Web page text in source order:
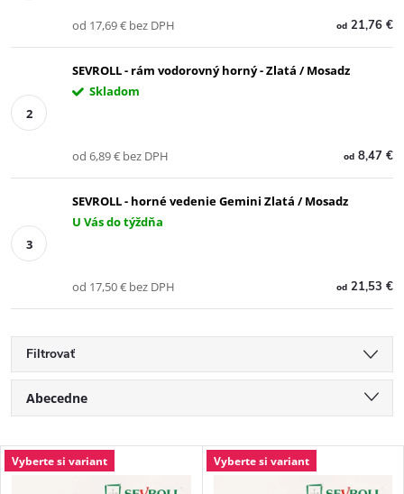
od21,76 €
od 17,69 € bez DPH
SEVROLL - rám vodorovný horný - Zlatá / Mosadz
Skladom
od8,47 €
od 6,89 € bez DPH
SEVROLL - horné vedenie Gemini Zlatá / Mosadz
U Vás do týždňa
od21,53 €
od 17,50 € bez DPH
Filtrovať
R
a
Abecedne
Najdrahšie
V
Vyberte si variant Vyberte si variant